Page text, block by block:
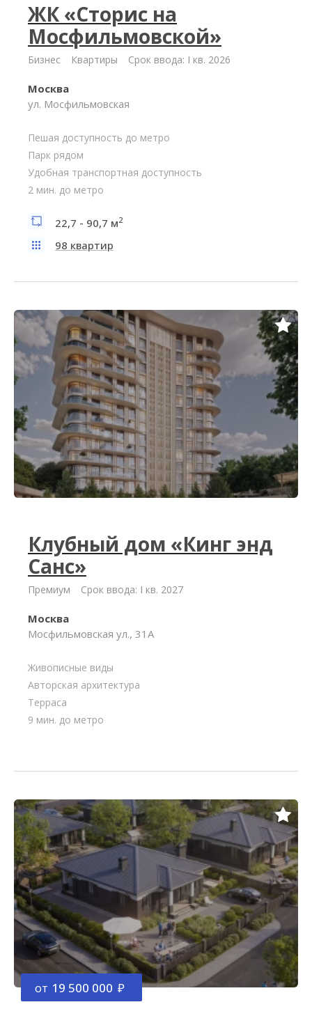
ЖК «Сторис на
Мосфильмовской»
Бизнес Квартиры Срок ввода: I кв. 2026
Москва
ул. Мосфильмовская
Пешая доступность до метро
Парк рядом
Удобная транспортная доступность
2 мин. до метро
22,7 - 90,7 м2
98 квартир
Клубный дом «Кинг энд
Санс»
Премиум Срок ввода: I кв. 2027
Москва
Мосфильмовская ул., 31А
Живописные виды
Авторская архитектура
Терраса
9 мин. до метро
от 19 500 000